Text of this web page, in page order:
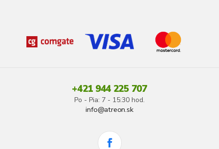
+421 944 225 707
Po - Pia: 7 - 15:30 hod.
info@atreon.sk